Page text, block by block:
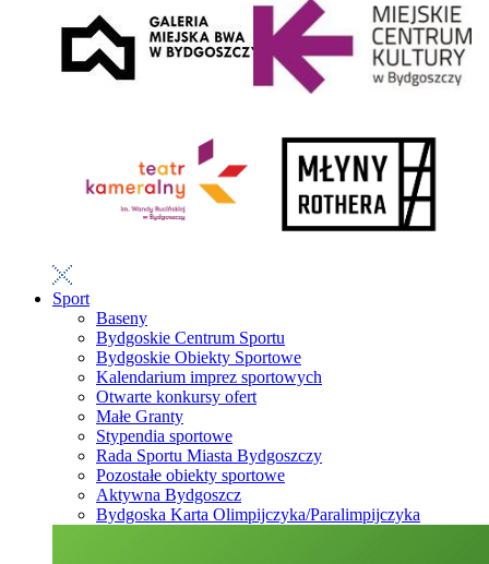
Sport
Baseny
Bydgoskie Centrum Sportu
Bydgoskie Obiekty Sportowe
Kalendarium imprez sportowych
Otwarte konkursy ofert
Małe Granty
Stypendia sportowe
Rada Sportu Miasta Bydgoszczy
Pozostałe obiekty sportowe
Aktywna Bydgoszcz
Bydgoska Karta Olimpijczyka/Paralimpijczyka